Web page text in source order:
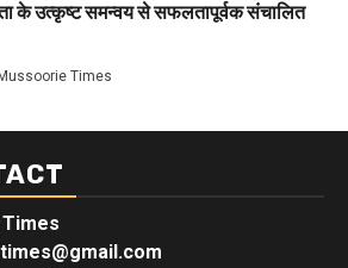
के उत्कृष्ट समन्वय से सफलतापूर्वक संचालित
Mussoorie Times